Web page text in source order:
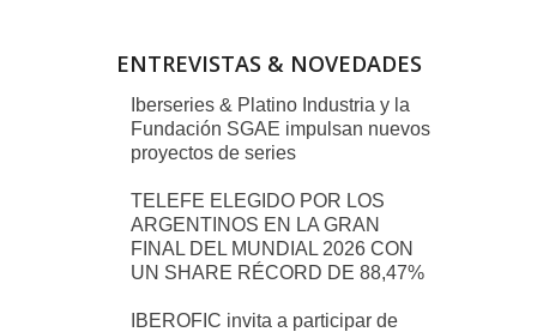
ENTREVISTAS & NOVEDADES
Iberseries & Platino Industria y la
Fundación SGAE impulsan nuevos
proyectos de series
TELEFE ELEGIDO POR LOS
ARGENTINOS EN LA GRAN
FINAL DEL MUNDIAL 2026 CON
UN SHARE RÉCORD DE 88,47%
IBEROFIC invita a participar de